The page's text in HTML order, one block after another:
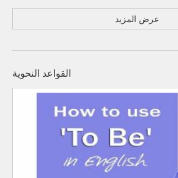
عرض المزيد
القواعد النحوية